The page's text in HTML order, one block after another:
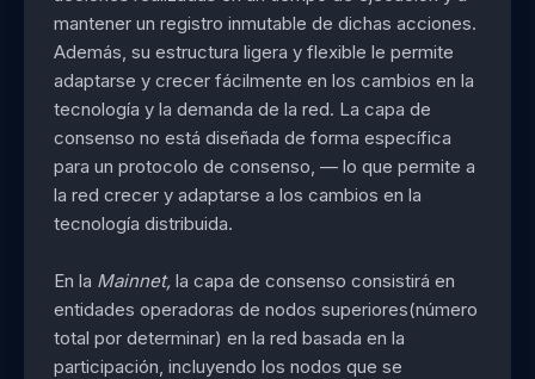
mantener un registro inmutable de dichas acciones.
Además, su estructura ligera y flexible le permite
adaptarse y crecer fácilmente en los cambios en la
tecnología y la demanda de la red. La capa de
consenso no está diseñada de forma específica
para un protocolo de consenso, — lo que permite a
la red crecer y adaptarse a los cambios en la
tecnología distribuida.
En la Mainnet, la capa de consenso consistirá en
entidades operadoras de nodos superiores(número
total por determinar) en la red basada en la
participación, incluyendo los nodos que se